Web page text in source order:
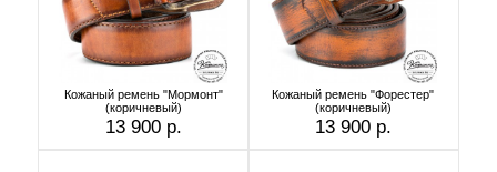
Кожаный ремень "Мормонт"
(коричневый)
13 900 р.
Кожаный ремень "Форестер"
(коричневый)
13 900 р.